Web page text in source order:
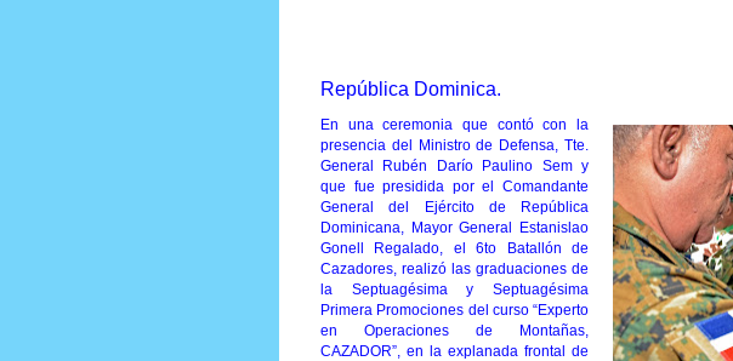
República Dominica.
En una ceremonia que contó con la
presencia del Ministro de Defensa, Tte.
General Rubén Darío Paulino Sem y
que fue presidida por el Comandante
General del Ejército de República
Dominicana, Mayor General Estanislao
Gonell Regalado, el 6to Batallón de
Cazadores, realizó las graduaciones de
la Septuagésima y Septuagésima
Primera Promociones del curso “Experto
en Operaciones de Montañas,
CAZADOR”, en la explanada frontal de